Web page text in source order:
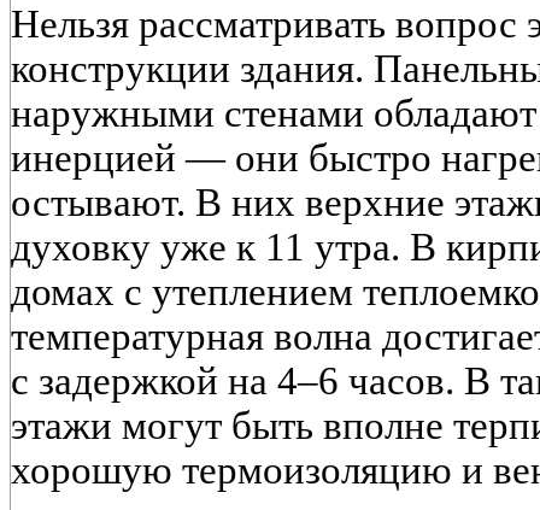
Нельзя рассматривать вопрос
конструкции здания.
наружными стенами обладают
инерцией — они быстро
остывают. В них верхние
духовку уже к 11 утра. В
домах с утеплением
температурная волна
с задержкой на 4–6 часов. В
этажи могут быть вполне
хорошую термоизоляцию и